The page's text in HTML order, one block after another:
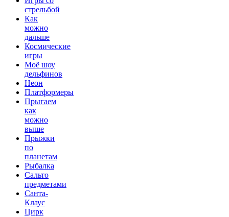
стрельбой
Как
можно
дальше
Космические
игры
Моё шоу
дельфинов
Неон
Платформеры
Прыгаем
как
можно
выше
Прыжки
по
планетам
Рыбалка
Сальто
предметами
Санта-
Клаус
Цирк